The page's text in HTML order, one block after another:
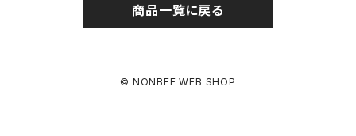
商品一覧に戻る
© NONBEE WEB SHOP